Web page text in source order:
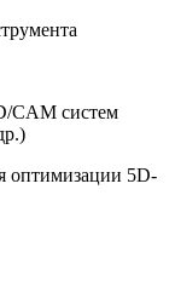
CAM систем
оптимизации 5D-